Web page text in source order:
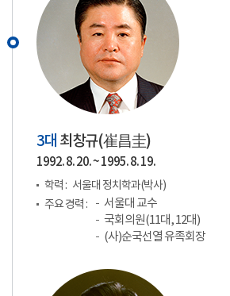
3대 최창규(崔昌圭)
1992. 8. 20. ~ 1995. 8. 19.
학력 : 서울대 정치학과(박사)
주요 경력 :
서울대 교수
국회의원(11대, 12대)
(사)순국선열 유족회장